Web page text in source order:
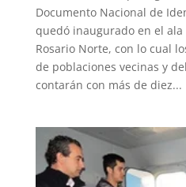
Documento Nacional de
quedó inaugurado en el
Rosario Norte, con lo cual
de poblaciones vecinas y
contarán con más de diez...